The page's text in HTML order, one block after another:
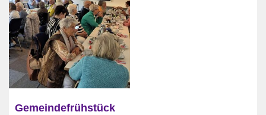
Gemeindefrühstück